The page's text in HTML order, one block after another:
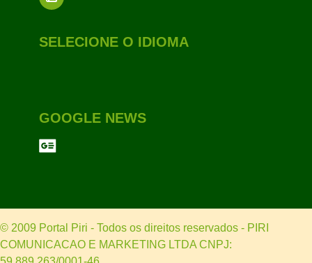
SELECIONE O IDIOMA
GOOGLE NEWS
© 2009 Portal Piri - Todos os direitos reservados - PIRI
COMUNICACAO E MARKETING LTDA CNPJ: